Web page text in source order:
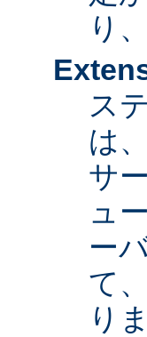
り
ス
は
サ
ュ
ー
て
り